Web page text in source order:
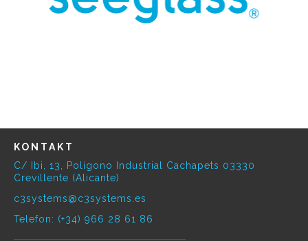
KONTAKT
C/ Ibi, 13, Polígono Industrial Cachapets 03330
Crevillente (Alicante)
c3systems@c3systems.es
Telefon: (+34) 966 28 61 86